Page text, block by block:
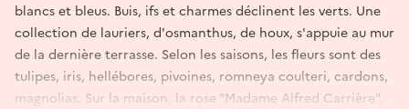
blancs et bleus. Buis, ifs et charmes déclinent les verts. Une
collection de lauriers, d'osmanthus, de houx, s'appuie au mur
de la dernière terrasse. Selon les saisons, les fleurs sont des
tulipes, iris, hellébores, pivoines, romneya coulteri, cardons,
magnolias. Sur la maison, la rose "Madame Alfred Carrière",